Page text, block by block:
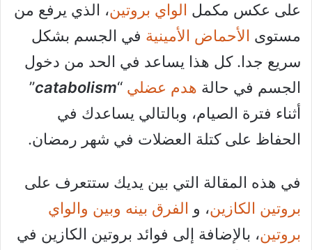
على عكس مكمل الواي بروتين، الذي يرفع من
مستوى الأحماض الأمينية في الجسم بشكل
سريع جدا. كل هذا يساعد في الحد من دخول
الجسم في حالة هدم عضلي “
catabolism
”
أثناء فترة الصيام، وبالتالي يساعدك في
الحفاظ على كتلة العضلات في شهر رمضان.
في هذه المقالة التي بين يديك ستتعرف على
بروتين الكازين، و الفرق بينه وبين والواي
بروتين، بالإضافة إلى فوائد بروتين الكازين في